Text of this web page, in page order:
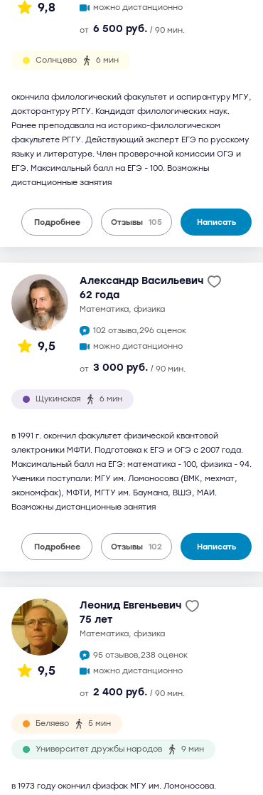
9,8
можно дистанционно
от 6 500 руб. / 90 мин.
Солнцево 6 мин
окончила филологический факультет и аспирантуру МГУ,
докторантуру РГГУ. Кандидат филологических наук.
Ранее преподавала на историко-филологическом
факультете РГГУ. Действующий эксперт ЕГЭ по русскому
языку и литературе. Член проверочной комиссии ОГЭ и
ЕГЭ. Максимальный балл на ЕГЭ - 100. Возможны
дистанционные занятия
Подробнее Отзывы 105 Написать
9,5
Александр Васильевич
62 года
математика, физика
102 отзыва,296 оценок
можно дистанционно
от 3 000 руб. / 90 мин.
Щукинская 6 мин
в 1991 г. окончил факультет физической квантовой
электроники МФТИ. Подготовка к ЕГЭ и ОГЭ с 2007 года.
Максимальный балл на ЕГЭ: математика - 100, физика - 94.
Ученики поступали: МГУ им. Ломоносова (ВМК, мехмат,
экономфак), МФТИ, МГТУ им. Баумана, ВШЭ, МАИ.
Возможны дистанционные занятия
Подробнее Отзывы 102 Написать
9,5
Леонид Евгеньевич
75 лет
математика, физика
95 отзывов,238 оценок
можно дистанционно
от 2 400 руб. / 90 мин.
Беляево 5 мин
Университет дружбы народов 9 мин
в 1973 году окончил физфак МГУ им. Ломоносова.